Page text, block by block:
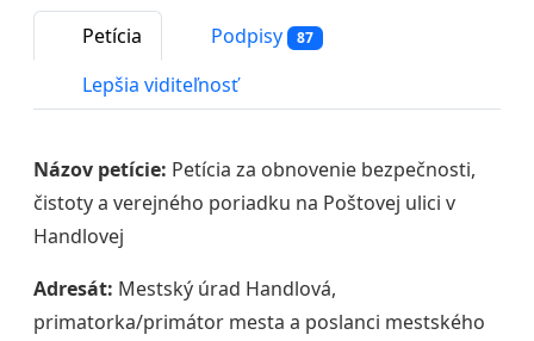
Petícia Podpisy 87
Lepšia viditeľnosť
Názov petície: Petícia za obnovenie bezpečnosti,
čistoty a verejného poriadku na Poštovej ulici v
Handlovej
Adresát: Mestský úrad Handlová,
primatorka/primátor mesta a poslanci mestského